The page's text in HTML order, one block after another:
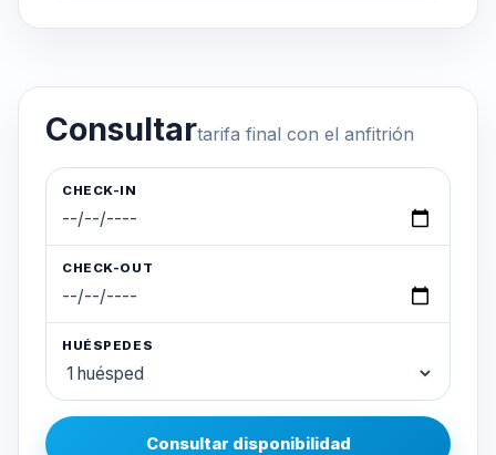
Consultartarifa final con el anfitrión
CHECK-IN
CHECK-OUT
HUÉSPEDES
Consultar disponibilidad